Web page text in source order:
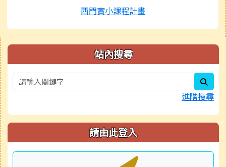
西門實小課程計畫
右邊區域內容 站內搜尋
進階搜尋
請由此登入